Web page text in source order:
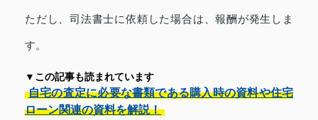
ただし、司法書士に依頼した場合は、報酬が発生しま
す。
▼この記事も読まれています
自宅の査定に必要な書類である購入時の資料や住宅
ローン関連の資料を解説！